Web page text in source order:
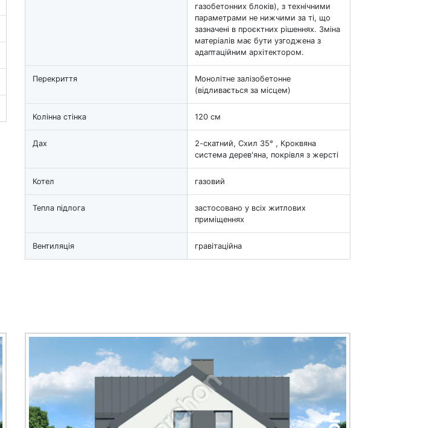
газобетонних блоків), з технічними
параметрами не нижчими за ті, що
зазначені в проєктних рішеннях. Зміна
матеріалів має бути узгоджена з
адаптаційним архітектором.
Перекриття
Монолітне залізобетонне
(відливається за місцем)
Колінна стінка 120 см
Дах
2-скатний, Схил 35° , Кроквяна
система дерев'яна, покрівля з жерсті
Котел газовий
Тепла підлога
застосовано у всіх житлових
приміщеннях
Вентиляція гравітаційна